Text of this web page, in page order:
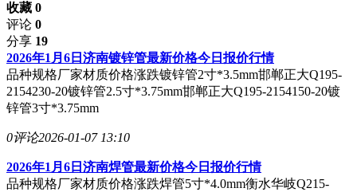
收藏 0
评论 0
分享 19
2026年1月6日济南镀锌管最新价格今日报价行情
品种规格厂家材质价格涨跌镀锌管2寸*3.5mm邯郸正大Q195-
2154230-20镀锌管2.5寸*3.75mm邯郸正大Q195-2154150-20镀
锌管3寸*3.75mm
0评论2026-01-07 13:10
2026年1月6日济南焊管最新价格今日报价行情
品种规格厂家材质价格涨跌焊管5寸*4.0mm衡水华岐Q215-